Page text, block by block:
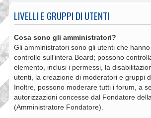
LIVELLI E GRUPPI DI UTENTI
Cosa sono gli amministratori?
Gli amministratori sono gli utenti che
controllo sull’intera Board; possono
elemento, inclusi i permessi, la
utenti, la creazione di moderatori e gruppi
Inoltre, possono moderare tutti i forum, a
autorizzazioni concesse dal Fondatore
(Amministratore Fondatore).